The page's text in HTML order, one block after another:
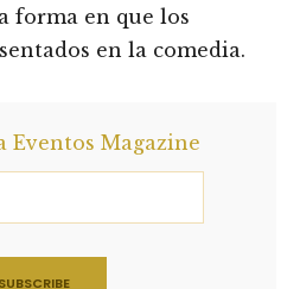
forma en que los
en la comedia.
Eventos Magazine